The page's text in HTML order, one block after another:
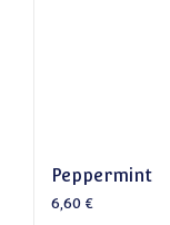
Peppermint
6,60 €